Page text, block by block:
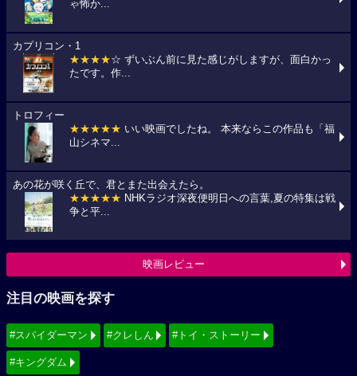
ゃ怖か...
カプリコン・1
★★★★☆ ずいぶん前に見た感じがしますが、面白かっ
たです。作...
トロフィー
★★★★★ いい映画でしたね。 本来ならこの作品も「福
山シネマ...
あの花が咲く丘で、君とまた出会えたら。
★★★★★ NHKラジオ深夜便明日への言葉,夏の特集は戦
争と平...
映画レビュー
注目の映画を探す
#スパイダーマン #クレしん #トイ・ストーリー
#キングダム